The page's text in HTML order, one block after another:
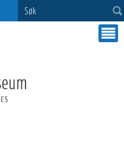
Søk